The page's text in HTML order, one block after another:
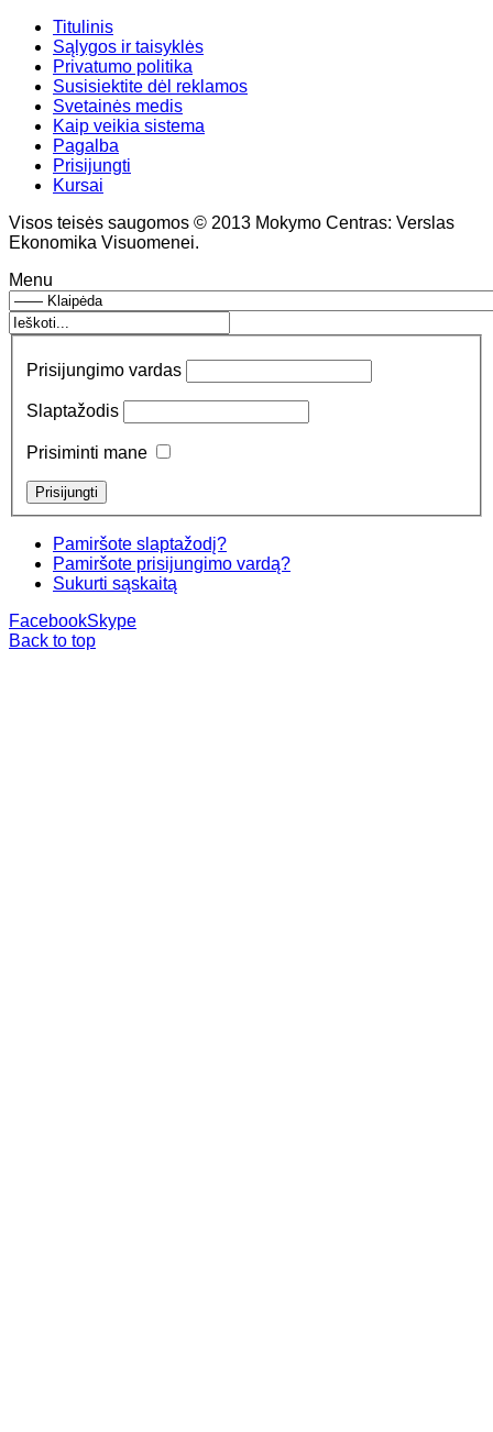
Titulinis
Sąlygos ir taisyklės
Privatumo politika
Susisiektite dėl reklamos
Svetainės medis
Kaip veikia sistema
Pagalba
Prisijungti
Kursai
Visos teisės saugomos © 2013 Mokymo Centras: Verslas
Ekonomika Visuomenei.
Menu
Prisijungimo vardas
Slaptažodis
Prisiminti mane
Pamiršote slaptažodį?
Pamiršote prisijungimo vardą?
Sukurti sąskaitą
FacebookSkype
Back to top